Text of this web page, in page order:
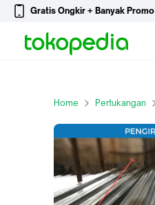
Gratis Ongkir + Banyak Promo
Home Pertukangan